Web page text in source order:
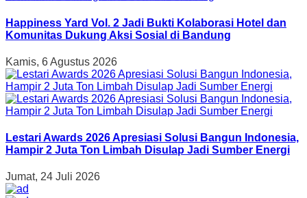
Happiness Yard Vol. 2 Jadi Bukti Kolaborasi Hotel dan
Komunitas Dukung Aksi Sosial di Bandung
Kamis, 6 Agustus 2026
Lestari Awards 2026 Apresiasi Solusi Bangun Indonesia,
Hampir 2 Juta Ton Limbah Disulap Jadi Sumber Energi
Jumat, 24 Juli 2026